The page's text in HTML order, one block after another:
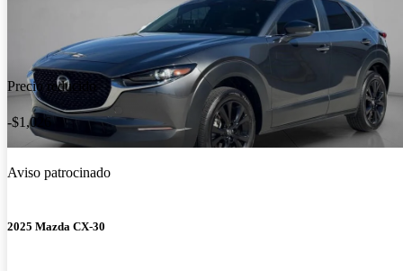
Precio reducido
-$1,026
Aviso patrocinado
2025 Mazda CX-30